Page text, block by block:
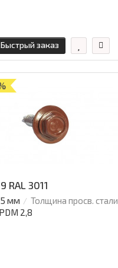
Быстрый заказ
RAL 3011
мм Толщина просв.
2,8